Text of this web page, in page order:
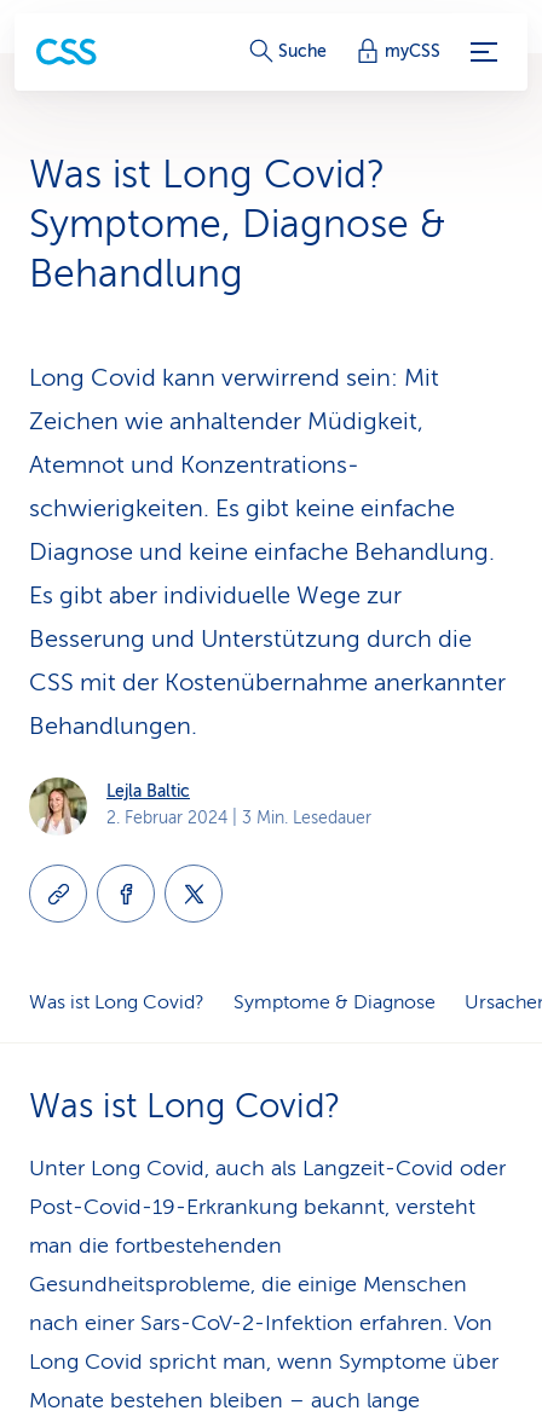
S
v
i
-
L
i
n
s
Suche myCSS
Was ist Long Covid?
Symptome, Diagnose &
Behandlung
Long Covid kann verwirrend sein: Mit
Zeichen wie anhaltender Müdigkeit,
Atemnot und Konzentrations­
schwierigkeiten. Es gibt keine ein­fache
Diagnose und keine einfache Behandlung.
Es gibt aber individuelle Wege zur
Besserung und Unter­stützung durch die
CSS mit der Kostenübernahme anerkannter
Behandlungen.
Lejla Baltic
2. Februar 2024 | 3 Min. Lesedauer
Was ist Long Covid? Symptome & Diagnose
Was ist Long Covid?
Unter Long Covid, auch als Langzeit-Covid oder
Post-Covid-19-Erkrankung bekannt, versteht
man die fortbe­stehenden
Gesundheitsprobleme, die einige Menschen
nach einer Sars-CoV-2-Infektion erfahren. Von
Long Covid spricht man, wenn Symptome über
Monate bestehen bleiben – auch lange